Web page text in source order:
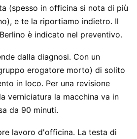
(spesso in officina si nota di più
e te la riportiamo indietro. Il
è indicato nel preventivo.
dalla diagnosi. Con un
erogatore morto) di solito
in loco. Per una revisione
verniciatura la macchina va in
da 90 minuti.
lavoro d'officina. La testa di